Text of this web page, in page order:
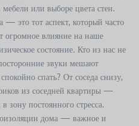
или выборе цвета стен.
— это тот аспект, который часто
огромное влияние на наше
состояние. Кто из нас не
звуки мешают
спать? От соседа снизу,
из соседней квартиры —
зону постоянного стресса.
дома — важное и